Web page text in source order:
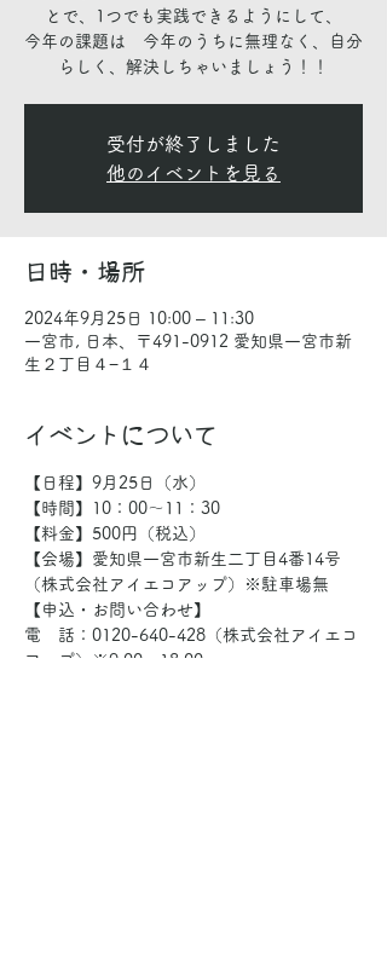
とで、1つでも実践できるようにして、
今年の課題は 今年のうちに無理なく、自分
らしく、解決しちゃいましょう！！
受付が終了しました
他のイベントを見る
日時・場所
2024年9月25日 10:00 – 11:30
一宮市, 日本、〒491-0912 愛知県一宮市新
生２丁目４−１４
イベントについて
【日程】9月25日（水）
【時間】10：00～11：30
【料金】500円（税込）
【会場】愛知県一宮市新生二丁目4番14号
（株式会社アイエコアップ）※駐車場無
【申込・お問い合わせ】
電　話： 0120-640-428 （株式会社アイエコ
アップ）※9:00～18:00